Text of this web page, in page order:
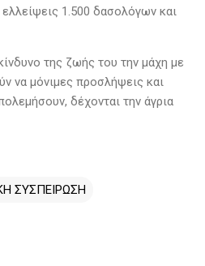
1.500 δασολόγων και
της ζωής του την μάχη με
να μόνιμες προσλήψεις και
δέχονται την άγρια
ΣΥΣΠΕΙΡΩΣΗ